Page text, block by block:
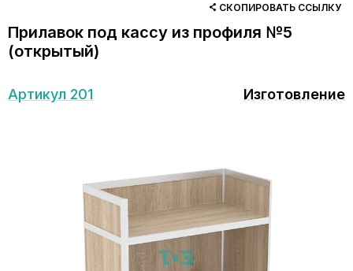
СКОПИРОВАТЬ ССЫЛКУ
Прилавок под кассу из профиля №5
(открытый)
Артикул 201 Изготовление